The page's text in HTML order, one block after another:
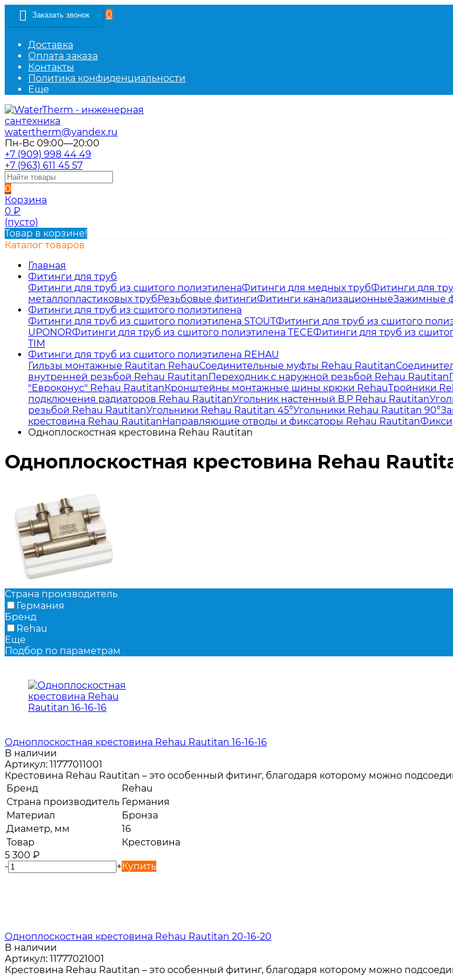
Заказать звонок 0
Доставка
Оплата заказа
Контакты
Политика конфиденциальности
Еще
watertherm@yandex.ru
Пн-Вс 09:00—20:00
+7 (909) 998 44 49
+7 (963) 611 45 57
0
Корзина
0 ₽
(пусто)
Товар в корзине!
Каталог товаров
Главная
Фитинги для труб
Фитинги для труб из сшитого полиэтиленаФитинги для медных трубФитинги для
металлопластиковых трубРезьбовые фитингиФитинги канализационныеЗажимные
Фитинги для труб из сшитого полиэтилена
Фитинги для труб из сшитого полиэтилена STOUTФитинги для труб из сшитого
UPONORФитинги для труб из сшитого полиэтилена TECEФитинги для труб из
TIM
Фитинги для труб из сшитого полиэтилена REHAU
Гильзы монтажные Rautitan RehauСоединительные муфты Rehau Rautitan
внутренней резьбой Rehau RautitanПереходник с наружной резьбой Rehau Rautitan
"Евроконус" Rehau RautitanКронштейны монтажные шины крюки RehauТройники
подключения радиаторов Rehau RautitanУгольник настенный В.Р Rehau Rautitan
резьбой Rehau RautitanУгольники Rehau Rautitan 45°Угольники Rehau Rautitan 90°
крестовина Rehau RautitanНаправляющие отводы и фиксаторы Rehau Rautitan
Одноплоскостная крестовина Rehau Rautitan
Одноплоскостная крестовина Rehau
Страна производитель
Германия
Бренд
Rehau
Еще
Подбор по параметрам
Одноплоскостная крестовина Rehau Rautitan 16-16-16
В наличии
Артикул: 11777011001
Крестовина Rehau Rautitan – это особенный фитинг, благодаря которому можно
Бренд
Rehau
Страна производитель Германия
Материал
Бронза
Диаметр, мм
16
Товар
Крестовина
5 300 ₽
-
+Купить
Одноплоскостная крестовина Rehau Rautitan 20-16-20
В наличии
Артикул: 11777021001
Крестовина Rehau Rautitan – это особенный фитинг, благодаря которому можно